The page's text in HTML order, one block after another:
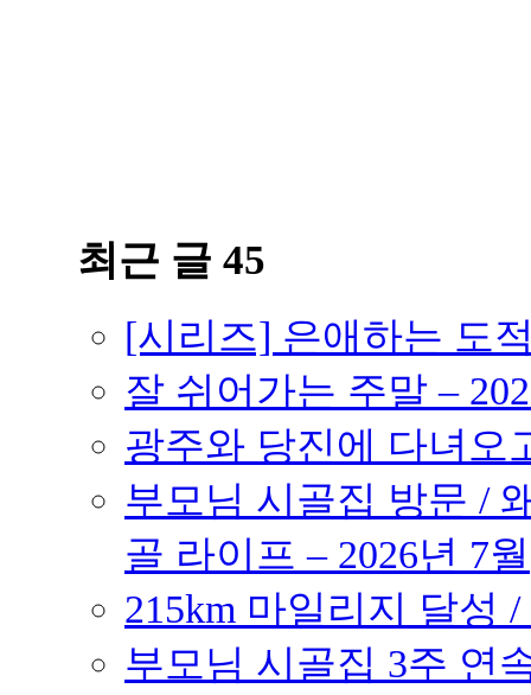
최근 글 45
[시리즈] 은애하는 도
잘 쉬어가는 주말 –
광주와 당진에 다녀오
부모님 시골집 방문 /
골 라이프 – 2026년 7월
215km 마일리지 달성
부모님 시골집 3주 연